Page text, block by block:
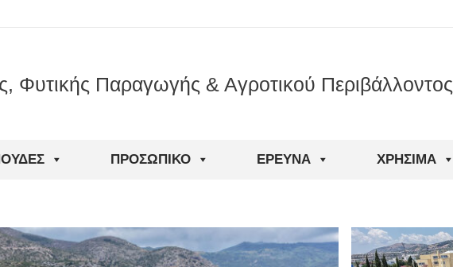
Φυτικής Παραγωγής & Αγροτικού Περιβάλλοντος
ΠΡΟΣΩΠΙΚΌ ΈΡΕΥΝΑ ΧΡΉΣΙΜΑ